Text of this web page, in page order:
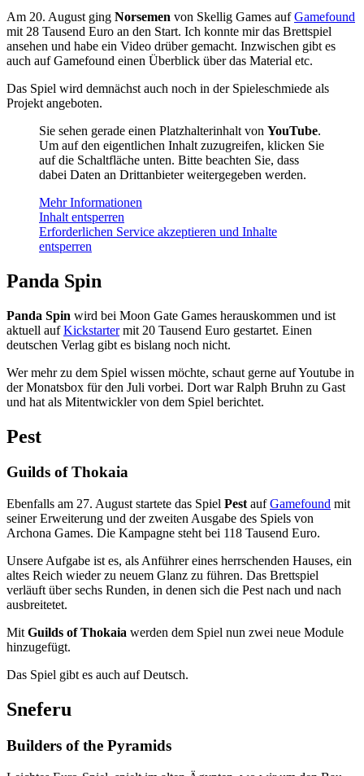
Am 20. August ging Norsemen von Skellig Games aufGamefound
mit 28 Tausend Euro an den Start. Ich konnte mir das Brettspiel
ansehen und habe ein Video drüber gemacht. Inzwischen gibt es
auch auf Gamefound einen Überblick über das Material etc.
Das Spiel wird demnächst auch noch in der Spieleschmiede als
Projekt angeboten.
Sie sehen gerade einen Platzhalterinhalt von YouTube.
Um auf den eigentlichen Inhalt zuzugreifen, klicken Sie
auf die Schaltfläche unten. Bitte beachten Sie, dass
dabei Daten an Drittanbieter weitergegeben werden.
Mehr Informationen
Inhalt entsperren
Erforderlichen Service akzeptieren und Inhalte
entsperren
Panda Spin
Panda Spin wird bei Moon Gate Games herauskommen und ist
aktuell aufKickstartermit 20 Tausend Euro gestartet. Einen
deutschen Verlag gibt es bislang noch nicht.
Wer mehr zu dem Spiel wissen möchte, schaut gerne auf Youtube in
der Monatsbox für den Juli vorbei. Dort war Ralph Bruhn zu Gast
und hat als Mitentwickler von dem Spiel berichtet.
Pest
Guilds of Thokaia
Ebenfalls am 27. August startete das Spiel Pest aufGamefound mit
seiner Erweiterung und der zweiten Ausgabe des Spiels von
Archona Games. Die Kampagne steht bei 118 Tausend Euro.
Unsere Aufgabe ist es, als Anführer eines herrschenden Hauses, ein
altes Reich wieder zu neuem Glanz zu führen. Das Brettspiel
verläuft über sechs Runden, in denen sich die Pest nach und nach
ausbreitetet.
Mit Guilds of Thokaia werden dem Spiel nun zwei neue Module
hinzugefügt.
Das Spiel gibt es auch auf Deutsch.
Sneferu
Builders of the Pyramids